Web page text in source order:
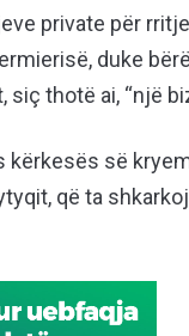
private për
duke
thotë ai, “një
kërkesës së
që ta